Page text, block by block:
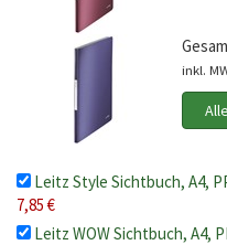
inkl.
Leitz Style Sichtbuch, A4,
7,85 €
Leitz WOW Sichtbuch, A4,